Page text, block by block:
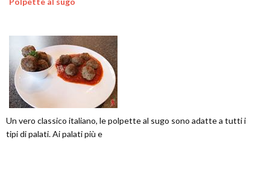
Un vero classico italiano, le polpette al sugo sono adatte a tutti i
tipi di palati. Ai palati più e